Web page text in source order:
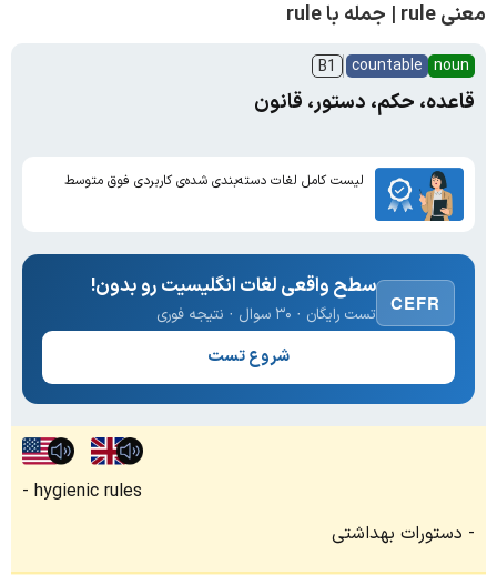
معنی rule | جمله با rule
noun
countable
B1
قاعده، حکم، دستور، قانون
لیست کامل لغات دسته‌بندی شده‌ی کاربردی فوق متوسط
CEFR
سطح واقعی لغات انگلیسیت رو بدون!
تست رایگان · ۳۰ سوال · نتیجه فوری
شروع تست
hygienic rules
دستورات بهداشتی